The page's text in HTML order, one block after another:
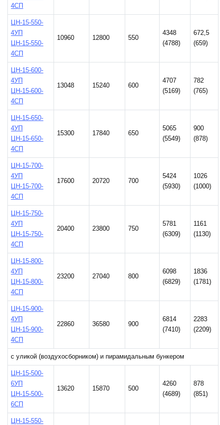
4СП
ЦН-15-550-
4УП
ЦН-15-550-
4СП
10960 12800 550
4348
(4788)
672,5
(659)
ЦН-15-600-
4УП
ЦН-15-600-
4СП
13048 15240 600
4707
(5169)
782
(765)
ЦН-15-650-
4УП
ЦН-15-650-
4СП
15300 17840 650
5065
(5549)
900
(878)
ЦН-15-700-
4УП
ЦН-15-700-
4СП
17600 20720 700
5424
(5930)
1026
(1000)
ЦН-15-750-
4УП
ЦН-15-750-
4СП
20400 23800 750
5781
(6309)
1161
(1130)
ЦН-15-800-
4УП
ЦН-15-800-
4СП
23200 27040 800
6098
(6829)
1836
(1781)
ЦН-15-900-
4УП
ЦН-15-900-
4СП
22860 36580 900
6814
(7410)
2283
(2209)
с уликой (воздухосборником) и пирамидальным бункером
ЦН-15-500-
6УП
ЦН-15-500-
6СП
13620 15870 500
4260
(4689)
878
(851)
ЦН-15-550-